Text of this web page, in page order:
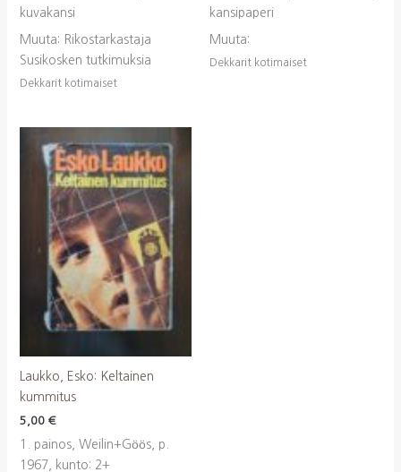
kuvakansi
Muuta: Rikostarkastaja
Susikosken tutkimuksia
Dekkarit kotimaiset
kansipaperi
Muuta:
Dekkarit kotimaiset
Laukko, Esko: Keltainen
kummitus
5,00 €
1. painos, Weilin+Göös, p.
1967, kunto: 2+